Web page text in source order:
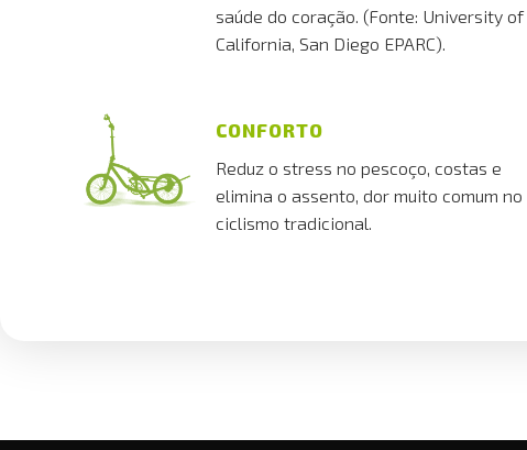
saúde do coração. (Fonte: University of
California, San Diego EPARC).
CONFORTO
Reduz o stress no pescoço, costas e
elimina o assento, dor muito comum no
ciclismo tradicional.